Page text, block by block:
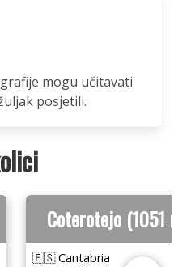
mogu učitavati
posjetili.
Coterotejo (1051
🇪🇸 Cantabria